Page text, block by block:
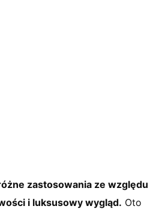
zastosowania ze względu
i luksusowy wygląd. Oto